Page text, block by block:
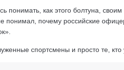
понимать, как этого болтуна,
почему российские
спортсмены и просто те,